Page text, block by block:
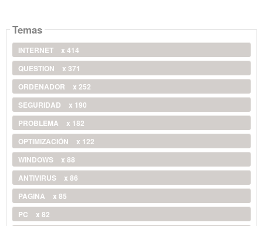
Temas
INTERNET
x 414
QUESTION
x 371
ORDENADOR
x 252
SEGURIDAD
x 190
PROBLEMA
x 182
OPTIMIZACIÓN
x 122
WINDOWS
x 88
ANTIVIRUS
x 86
PAGINA
x 85
PC
x 82